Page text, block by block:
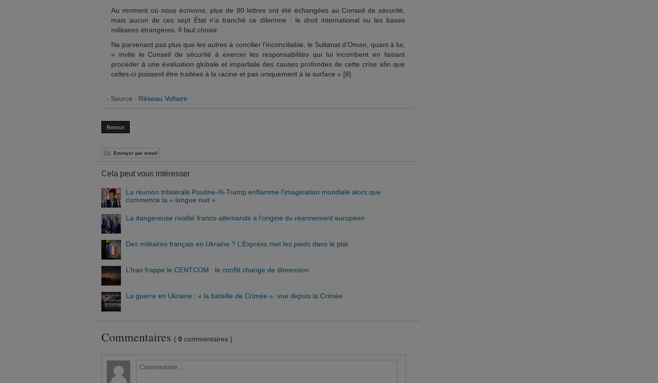
Au moment où nous écrivons, plus de 80 lettres ont été échangées au Conseil de sécurité,
mais aucun de ces sept État n’a tranché ce dilemme : le droit international ou les bases
militaires étrangères. Il faut choisir.
Ne parvenant pas plus que les autres à concilier l’inconciliable, le Sultanat d’Oman, quant à lui,
« invite le Conseil de sécurité à exercer les responsabilités qui lui incombent en faisant
procéder à une évaluation globale et impartiale des causes profondes de cette crise afin que
celles-ci puissent être traitées à la racine et pas uniquement à la surface » [8].
- Source : Réseau Voltaire
Retour
Envoyer par email
Cela peut vous intéresser
La réunion trilatérale Poutine-Xi-Trump enflamme l'imagination mondiale alors que
commence la « longue nuit »
La dangereuse rivalité franco-allemande à l’origine du réarmement européen
Des militaires français en Ukraine ? L’Express met les pieds dans le plat
L’Iran frappe le CENTCOM : le conflit change de dimension
La guerre en Ukraine : « la bataille de Crimée », vue depuis la Crimée
Commentaires ( 0 commentaires )